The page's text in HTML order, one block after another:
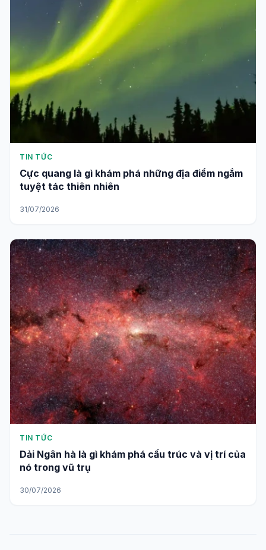
TIN TỨC
Cực quang là gì khám phá những địa điểm ngắm
tuyệt tác thiên nhiên
31/07/2026
TIN TỨC
Dải Ngân hà là gì khám phá cấu trúc và vị trí của
nó trong vũ trụ
30/07/2026